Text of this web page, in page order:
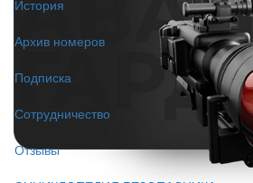
История
Архив номеров
Подписка
Сотрудничество
Отзывы